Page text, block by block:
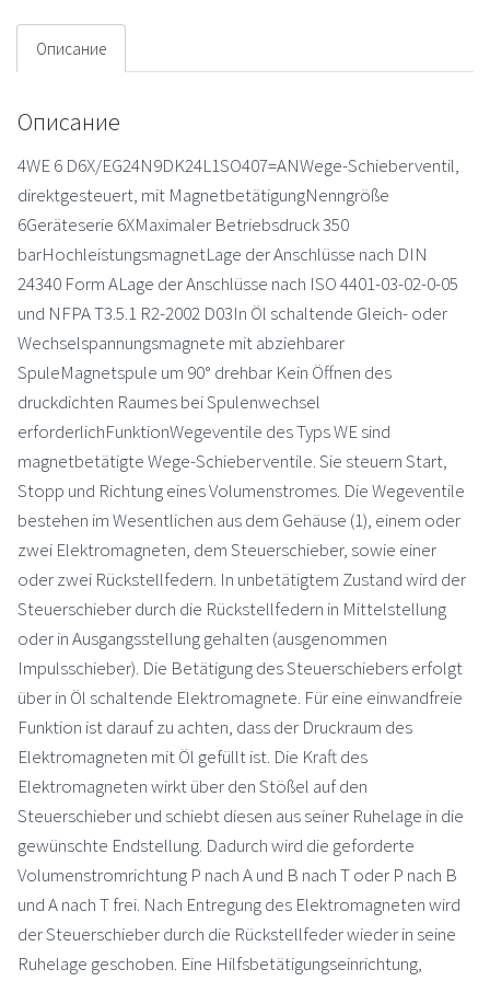
Описание
Описание
4WE 6 D6X/EG24N9DK24L1SO407=ANWege-Schieberventil,
direktgesteuert, mit MagnetbetätigungNenngröße
6Geräteserie 6XMaximaler Betriebsdruck 350
barHochleistungsmagnetLage der Anschlüsse nach DIN
24340 Form ALage der Anschlüsse nach ISO 4401-03-02-0-05
und NFPA T3.5.1 R2-2002 D03In Öl schaltende Gleich- oder
Wechselspannungsmagnete mit abziehbarer
SpuleMagnetspule um 90° drehbar Kein Öffnen des
druckdichten Raumes bei Spulenwechsel
erforderlichFunktionWegeventile des Typs WE sind
magnetbetätigte Wege-Schieberventile. Sie steuern Start,
Stopp und Richtung eines Volumenstromes. Die Wegeventile
bestehen im Wesentlichen aus dem Gehäuse (1), einem oder
zwei Elektromagneten, dem Steuerschieber, sowie einer
oder zwei Rückstellfedern. In unbetätigtem Zustand wird der
Steuerschieber durch die Rückstellfedern in Mittelstellung
oder in Ausgangsstellung gehalten (ausgenommen
Impulsschieber). Die Betätigung des Steuerschiebers erfolgt
über in Öl schaltende Elektromagnete. Für eine einwandfreie
Funktion ist darauf zu achten, dass der Druckraum des
Elektromagneten mit Öl gefüllt ist. Die Kraft des
Elektromagneten wirkt über den Stößel auf den
Steuerschieber und schiebt diesen aus seiner Ruhelage in die
gewünschte Endstellung. Dadurch wird die geforderte
Volumenstromrichtung P nach A und B nach T oder P nach B
und A nach T frei. Nach Entregung des Elektromagneten wird
der Steuerschieber durch die Rückstellfeder wieder in seine
Ruhelage geschoben. Eine Hilfsbetätigungseinrichtung,